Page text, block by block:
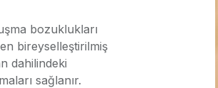
bozuklukları
bireyselleştirilmiş
dahilindeki
sağlanır.